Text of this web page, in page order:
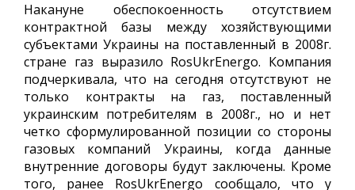
Накануне обеспокоенность отсутствием
контрактной базы между хозяйствующими
субъектами Украины на поставленный в 2008г.
стране газ выразило RosUkrEnergo. Компания
подчеркивала, что на сегодня отсутствуют не
только контракты на газ, поставленный
украинским потребителям в 2008г., но и нет
четко сформулированной позиции со стороны
газовых компаний Украины, когда данные
внутренние договоры будут заключены. Кроме
того, ранее RosUkrEnergo сообщало, что у